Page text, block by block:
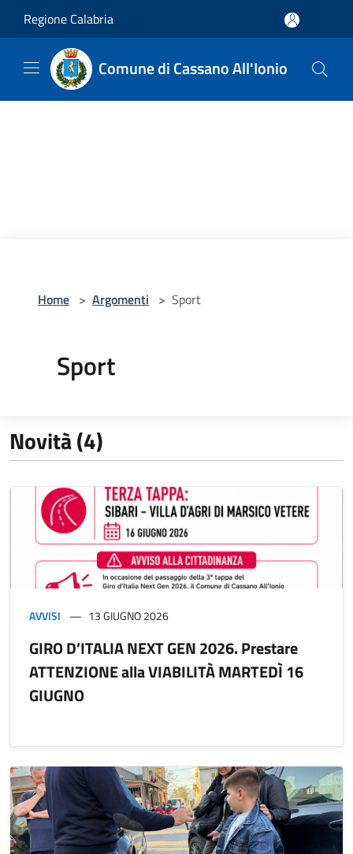
Regione Calabria
Comune di Cassano All'Ionio
Home > Argomenti > Sport
Sport
Novità (4)
AVVISI 13 GIUGNO 2026
GIRO D’ITALIA NEXT GEN 2026. Prestare
ATTENZIONE alla VIABILITÀ MARTEDÌ 16
GIUGNO